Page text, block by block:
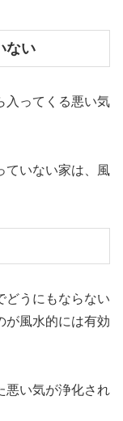
ない
入ってくる悪い気
ていない家は、風
どうにもならない
が風水的には有効
悪い気が浄化され